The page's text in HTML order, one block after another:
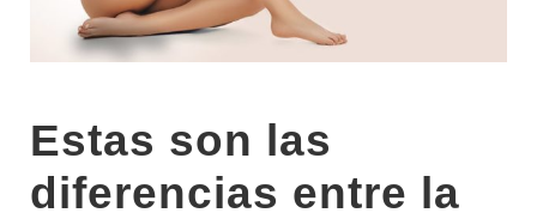
Estas son las
diferencias entre la